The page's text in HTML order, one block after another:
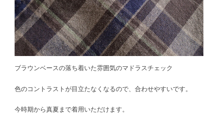
ブラウンベースの落ち着いた雰囲気のマドラスチェック
色のコントラストが目立たなくなるので、合わせやすいです。
今時期から真夏まで着用いただけます。